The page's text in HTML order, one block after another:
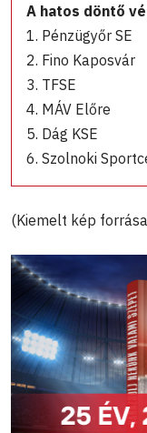
A hatos döntő
1. Pénzügyőr SE
2. Fino Kaposvár
3. TFSE
4. MÁV Előre
5. Dág KSE
6. Szolnoki
(Kiemelt kép